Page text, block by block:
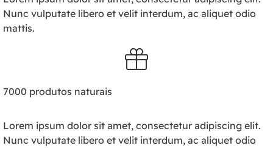
Nunc vulputate libero et velit interdum, ac aliquet odio
mattis.
7000 produtos naturais
Lorem ipsum dolor sit amet, consectetur adipiscing elit.
Nunc vulputate libero et velit interdum, ac aliquet odio